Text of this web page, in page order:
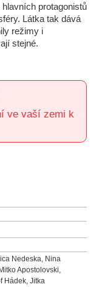
protagonistů
Látka tak dává
režimy i
stejné.
ve vaší zemi k
Nedeska, Nina
Apostolovski,
Hádek, Jitka